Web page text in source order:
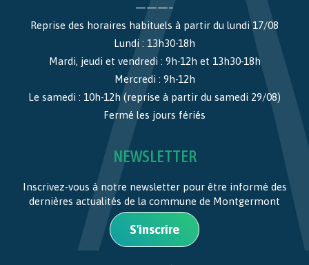
———–
Reprise des horaires habituels à partir du lundi 17/08
Lundi : 13h30-18h
Mardi, jeudi et vendredi : 9h-12h et 13h30-18h
Mercredi : 9h-12h
Le samedi : 10h-12h (reprise à partir du samedi 29/08)
Fermé les jours fériés
NEWSLETTER
Inscrivez-vous à notre newsletter pour être informé des
dernières actualités de la commune de Montgermont
S'inscrire